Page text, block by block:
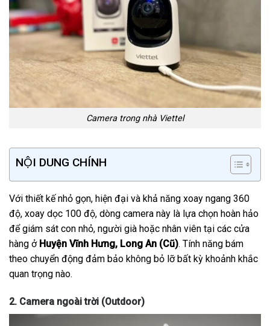
Camera trong nhà Viettel
NỘI DUNG CHÍNH
Với thiết kế nhỏ gọn, hiện đại và khả năng xoay ngang 360
độ, xoay dọc 100 độ, dòng camera này là lựa chọn hoàn hảo
để giám sát con nhỏ, người già hoặc nhân viên tại các cửa
hàng ở Huyện Vĩnh Hưng, Long An (Cũ). Tính năng bám
theo chuyển động đảm bảo không bỏ lỡ bất kỳ khoảnh khắc
quan trọng nào.
2. Camera ngoài trời (Outdoor)